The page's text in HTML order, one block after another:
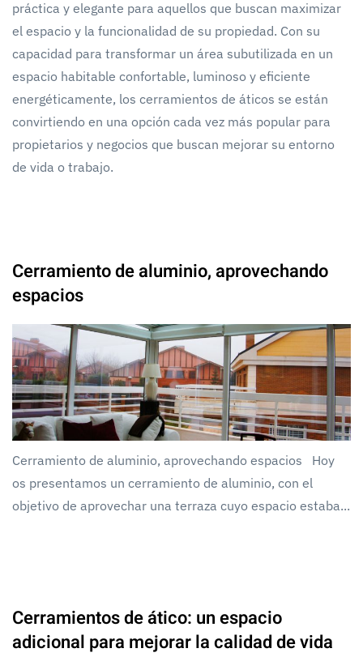
práctica y elegante para aquellos que buscan maximizar
el espacio y la funcionalidad de su propiedad. Con su
capacidad para transformar un área subutilizada en un
espacio habitable confortable, luminoso y eficiente
energéticamente, los cerramientos de áticos se están
convirtiendo en una opción cada vez más popular para
propietarios y negocios que buscan mejorar su entorno
de vida o trabajo.
Cerramiento de aluminio, aprovechando
espacios
Cerramiento de aluminio, aprovechando espacios Hoy
os presentamos un cerramiento de aluminio, con el
objetivo de aprovechar una terraza cuyo espacio estaba...
Cerramientos de ático: un espacio
adicional para mejorar la calidad de vida